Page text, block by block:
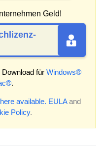
Geld!
Download für Windows®
.
available. EULAand
Policy.